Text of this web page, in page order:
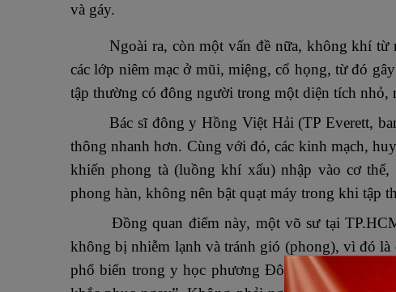
và gáy.
Ngoài ra, còn một vấn đề nữa, không khí
các lớp niêm mạc ở mũi, miệng, cổ họng, từ đó
tập thường có đông người trong một diện tích nhỏ,
Bác sĩ đông y Hồng Việt Hải (TP Everett,
thông nhanh hơn. Cùng với đó, các kinh mạch,
khiến phong tà (luồng khí xấu) nhập vào cơ
phong hàn, không nên bật quạt máy trong khi tập
Đồng quan điểm này, một võ sư tại TP.HCM
không bị nhiễm lạnh và tránh gió (phong), vì đó là
phổ biến trong y học phương Đông là “nóng